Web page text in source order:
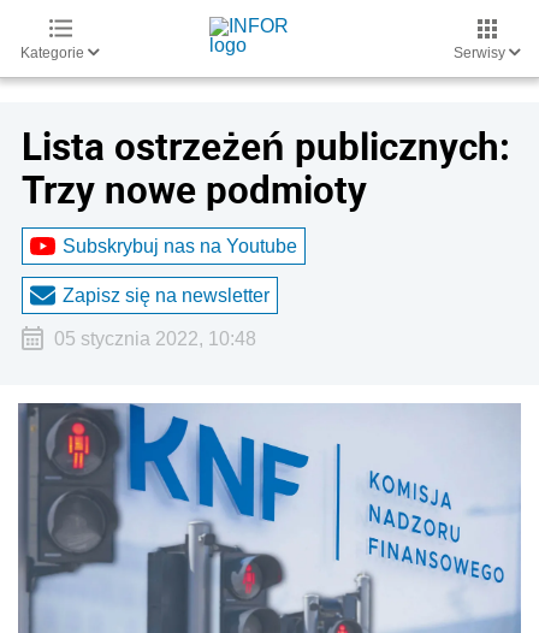
Kategorie Serwisy
Lista ostrzeżeń publicznych:
Trzy nowe podmioty
Subskrybuj nas na Youtube
Zapisz się na newsletter
05 stycznia 2022, 10:48